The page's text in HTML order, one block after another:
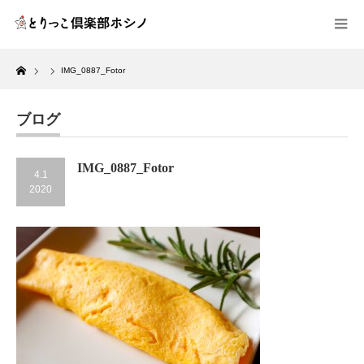
Home
IMG_0887_Fotor
ブログ
4.1
2020
IMG_0887_Fotor